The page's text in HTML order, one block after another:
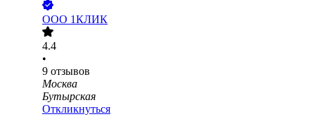
ООО 1КЛИК
4.4
•
9 отзывов
Москва
Бутырская
Откликнуться